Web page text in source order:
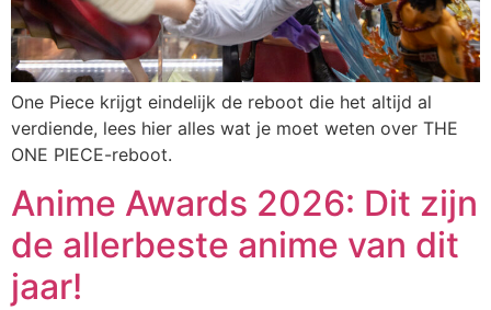
One Piece krijgt eindelijk de reboot die het altijd al
verdiende, lees hier alles wat je moet weten over THE
ONE PIECE-reboot.
Anime Awards 2026: Dit zijn
de allerbeste anime van dit
jaar!